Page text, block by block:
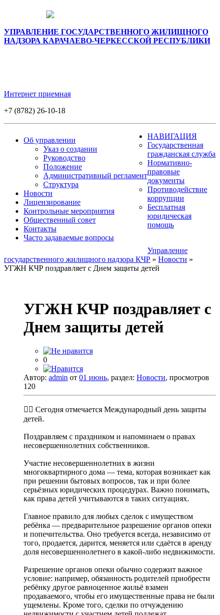
УПРАВЛЕНИЕ ГОСУДАРСТВЕННОГО ЖИЛИЩНОГО
НАДЗОРА КАРАЧАЕВО-ЧЕРКЕССКОЙ РЕСПУБЛИКИ
Интернет приемная
+7 (8782) 26-10-18
Об управлении
Указ о создании
Руководство
Положение
Административный регламент
Структура
Новости
Лицензирование
Контрольные мероприятия
Общественный совет
Контакты
Часто задаваемые вопросы
НАВИГАЦИЯ
Государственная
гражданская служба
Нормативно-
правовые
документы
Противодействие
коррупции
Бесплатная
юридическая
помощь
Управление
государственного жилищного надзора КЧР » Новости »
УГЖН КЧР поздравляет с Днем защиты детей
УГЖН КЧР поздравляет с
Днем защиты детей
0
Автор: admin от 01 июнь, раздел: Новости, просмотров
120
🧑‍⚖️ Сегодня отмечается Международный день защиты
детей.
Поздравляем с праздником и напоминаем о правах
несовершеннолетних собственников.
Участие несовершеннолетних в жизни
многоквартирного дома — тема, которая возникает как
при решении бытовых вопросов, так и при более
серьёзных юридических процедурах. Важно понимать,
как права детей учитываются в таких ситуациях.
Главное правило для любых сделок с имуществом
ребёнка — предварительное разрешение органов опеки
и попечительства. Оно требуется всегда, независимо от
того, продается, дарится, меняется или сдаётся в аренду
доля несовершеннолетнего в какой-либо недвижимости.
Разрешение органов опеки обычно содержит важное
условие: например, обязанность родителей приобрести
ребёнку другое равноценное жильё взамен
продаваемого, чтобы его имущественные права не были
ущемлены. Кроме того, сделки по отчуждению